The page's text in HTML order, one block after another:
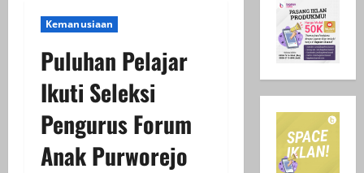
Kemanusiaan
Puluhan Pelajar
Ikuti Seleksi
Pengurus Forum
Anak Purworejo